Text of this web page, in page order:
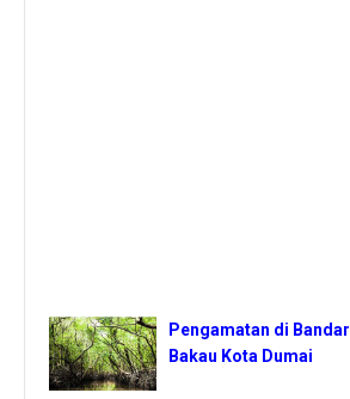
Pengamatan di Bandar
Bakau Kota Dumai